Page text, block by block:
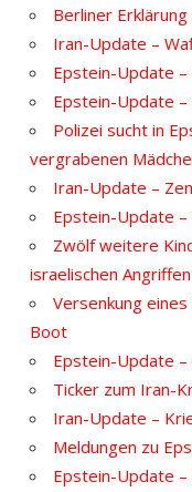
Berliner
Iran-Update –
Epstein-Update –
Epstein-Update –
Polizei sucht in
vergrabenen
Iran-Update –
Epstein-Update
Zwölf weitere
israelischen
Versenkung
Boot
Epstein-Update
Ticker zum Iran-
Iran-Update –
Meldungen zu
Epstein-Update